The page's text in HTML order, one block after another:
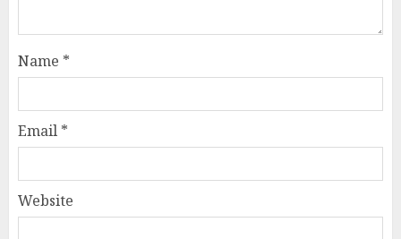
Name *
Email *
Website